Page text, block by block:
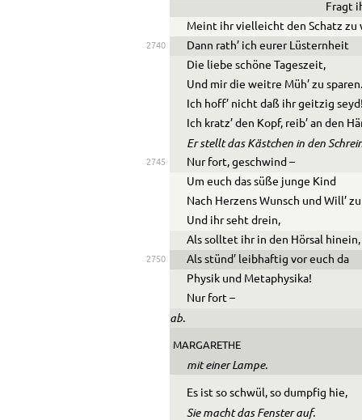
Fragt
Meint ihr vielleicht den Schatz zu
2740
Dann rath’ ich eurer Lüsternheit
Die liebe schöne Tageszeit,
Und mir die weitre Müh’ zu
Ich hoff’ nicht daß ihr geitzig
Ich kratz’ den Kopf, reib’ an den
Er stellt das Kästchen in den
2745
Nur fort, geschwind –
Um euch das süße junge Kind
Nach Herzens Wunsch und Will’
Und ihr seht drein,
Als solltet ihr in den Hörsal hinein,
2750
Als stünd’ leibhaftig vor euch da
Physik und Metaphysika!
Nur fort –
ab.
MARGARETHE
mit einer Lampe.
Es ist so schwül, so dumpfig hie,
Sie macht das Fenster auf.